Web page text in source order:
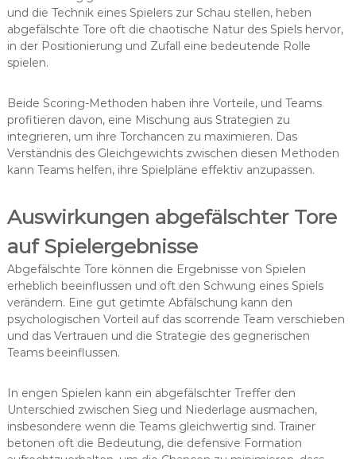
und die Technik eines Spielers zur Schau stellen, heben
abgefälschte Tore oft die chaotische Natur des Spiels hervor,
in der Positionierung und Zufall eine bedeutende Rolle
spielen.
Beide Scoring-Methoden haben ihre Vorteile, und Teams
profitieren davon, eine Mischung aus Strategien zu
integrieren, um ihre Torchancen zu maximieren. Das
Verständnis des Gleichgewichts zwischen diesen Methoden
kann Teams helfen, ihre Spielpläne effektiv anzupassen.
Auswirkungen abgefälschter Tore
auf Spielergebnisse
Abgefälschte Tore können die Ergebnisse von Spielen
erheblich beeinflussen und oft den Schwung eines Spiels
verändern. Eine gut getimte Abfälschung kann den
psychologischen Vorteil auf das scorrende Team verschieben
und das Vertrauen und die Strategie des gegnerischen
Teams beeinflussen.
In engen Spielen kann ein abgefälschter Treffer den
Unterschied zwischen Sieg und Niederlage ausmachen,
insbesondere wenn die Teams gleichwertig sind. Trainer
betonen oft die Bedeutung, die defensive Formation